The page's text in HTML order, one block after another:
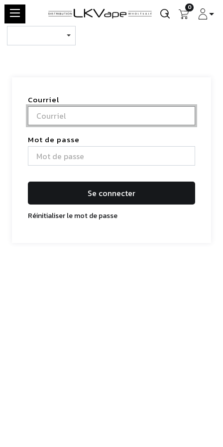
0
Courriel
Mot de passe
Se connecter
Réinitialiser le mot de passe